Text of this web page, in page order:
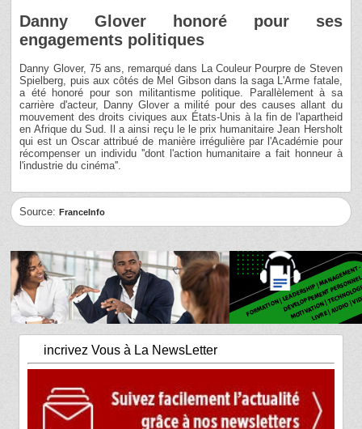
Danny Glover honoré pour ses
engagements politiques
Danny Glover, 75 ans, remarqué dans La Couleur Pourpre de Steven
Spielberg, puis aux côtés de Mel Gibson dans la saga L'Arme fatale,
a été honoré pour son militantisme politique. Parallèlement à sa
carrière d'acteur, Danny Glover a milité pour des causes allant du
mouvement des droits civiques aux États-Unis à la fin de l'apartheid
en Afrique du Sud. Il a ainsi reçu le le prix humanitaire Jean Hersholt
qui est un Oscar attribué de manière irrégulière par l'Académie pour
récompenser un individu ''dont l'action humanitaire a fait honneur à
l'industrie du cinéma''.
Source:FranceInfo
incrivez Vous à La NewsLetter